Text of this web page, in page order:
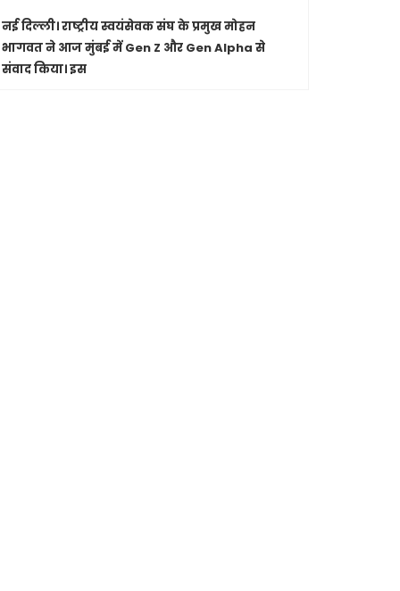
नई दिल्ली।राष्ट्रीय स्वयंसेवक संघ के प्रमुख मोहन
भागवत ने आज मुंबई में Gen Z और Gen Alpha से
संवाद किया। इस